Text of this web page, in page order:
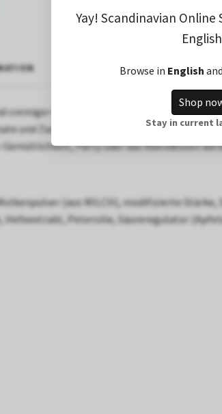
cremiger Dip mit dem Geschmack von
und Zwiebel. Perfekter Dip für Chips, aber
Party oder das Abendessen
(aus MILCH), modifizierte Stärke,
Hefeextrakt, Petersilie, Säureregulator
Yay! Scandinavian Online
English
Browse in English
Shop
Stay in current